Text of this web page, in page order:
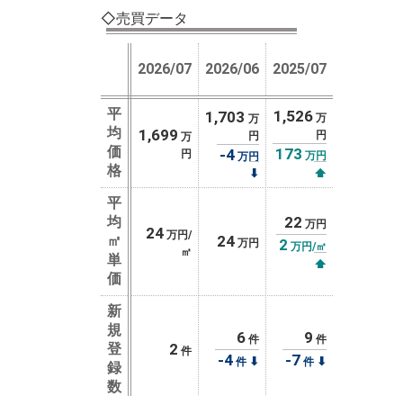
◇売買データ
2026/07 2026/06 2025/07
平
均
価
格
1,699 万
円
1,703 万
円
-4 万円
⬇
1,526 万
円
173 万円
⬆
平
均
㎡
単
価
24 万円/
㎡
24 万円
22 万円
2 万円/㎡
⬆
新
規
登
録
数
2 件
6 件
-4 件⬇
9 件
-7 件⬇